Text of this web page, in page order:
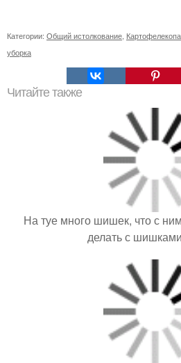
Категории: Общий истолкование
уборка
Читайте также
На туе много шишек, что с
делать с